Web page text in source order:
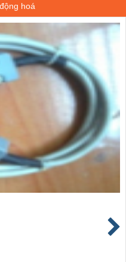
hoá